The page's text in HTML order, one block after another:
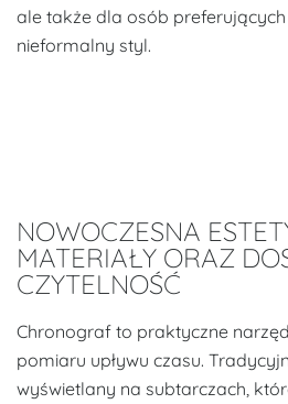
ale także dla osób
nieformalny styl.
NOWOCZESNA
MATERIAŁY ORAZ
CZYTELNOŚĆ
Chronograf to praktyczne
pomiaru upływu czasu.
wyświetlany na subtarczach,